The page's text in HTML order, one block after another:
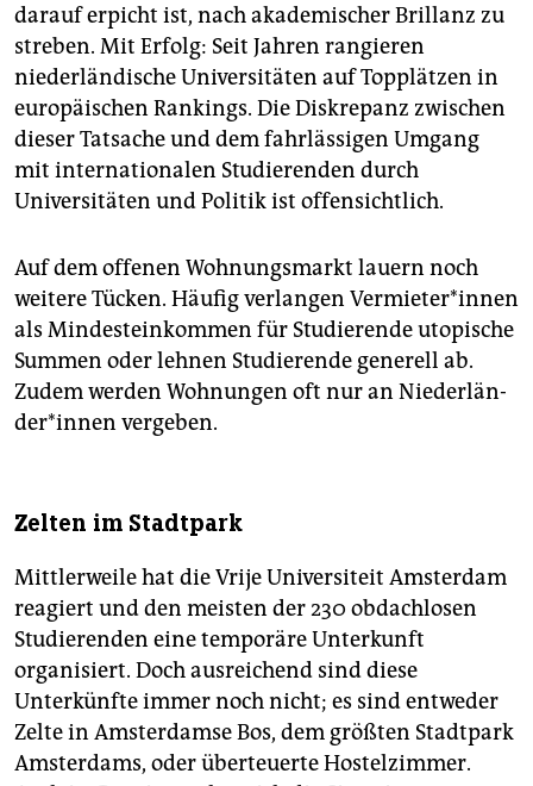
darauf erpicht ist, nach akademischer Brillanz zu
streben. Mit Erfolg: Seit Jahren rangieren
niederländische Universitäten auf Topplätzen in
europäischen Rankings. Die Diskrepanz zwischen
dieser Tatsache und dem fahrlässigen Umgang
mit internationalen Studierenden durch
Universitäten und Politik ist offensichtlich.
Auf dem offenen Wohnungsmarkt lauern noch
weitere Tücken. Häufig verlangen Ver­mie­te­r*in­nen
als Mindesteinkommen für Studierende utopische
Summen oder lehnen Studierende generell ab.
Zudem werden Wohnungen oft nur an Nie­der­län­
de­r*in­nen vergeben.
Zelten im Stadtpark
Mittlerweile hat die Vrije Universiteit Amsterdam
reagiert und den meisten der 230 obdachlosen
Studierenden eine temporäre Unterkunft
organisiert. Doch ausreichend sind diese
Unterkünfte immer noch nicht; es sind entweder
Zelte in Amsterdamse Bos, dem größten Stadtpark
Amsterdams, oder überteuerte Hostelzimmer.